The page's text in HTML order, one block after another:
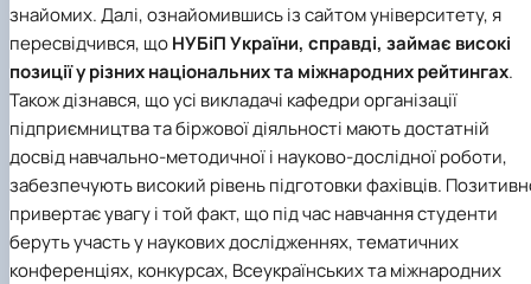
знайомих. Далі, ознайомившись із сайтом університету, я
пересвідчився, щоНУБіП України, справді, займає високі
позиції у різних національних та міжнародних рейтингах.
Також дізнався, що усі викладачі кафедри організації
підприємництва та біржової діяльності мають достатній
досвід навчально-методичної і науково-дослідної роботи,
забезпечують високий рівень підготовки фахівців.
привертає увагу і той факт, що під час навчання студенти
беруть участь у наукових дослідженнях, тематичних
конференціях, конкурсах, Всеукраїнських та міжнародних